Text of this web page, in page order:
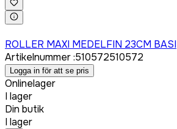
ROLLER MAXI MEDELFIN 23CM BASI
Artikelnummer:510572510572
Logga in för att se pris
Onlinelager
I lager
Din butik
I lager